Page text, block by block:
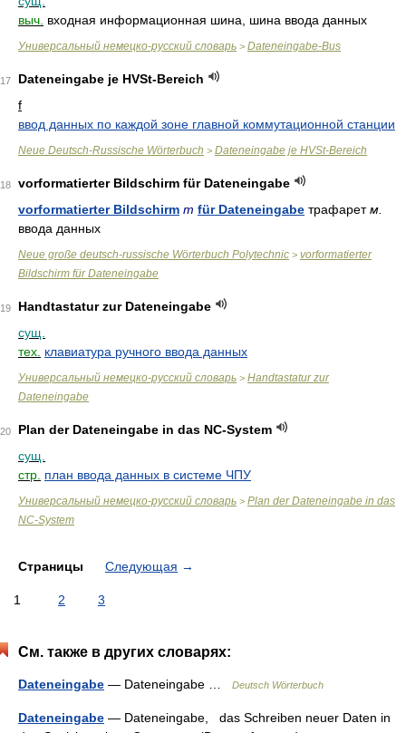
выч. входная информационная шина, шина ввода данных
Универсальный немецко-русский словарь > Dateneingabe-Bus
17
Dateneingabe je HVSt-Bereich
f
ввод данных по каждой зоне главной коммутационной станции
Neue Deutsch-Russische Wörterbuch > Dateneingabe je HVSt-Bereich
18
vorformatierter Bildschirm für Dateneingabe
vorformatierter Bildschirm m für Dateneingabe трафаретм.
ввода данных
Neue große deutsch-russische Wörterbuch Polytechnic > vorformatierter
Bildschirm für Dateneingabe
19
Handtastatur zur Dateneingabe
сущ.
тех. клавиатура ручного ввода данных
Универсальный немецко-русский словарь > Handtastatur zur
Dateneingabe
20
Plan der Dateneingabe in das NC-System
сущ.
стр. план ввода данных в системе ЧПУ
Универсальный немецко-русский словарь > Plan der Dateneingabe in das
NC-System
Страницы Следующая →
1 2 3
См. также в других словарях:
Dateneingabe — Dateneingabe … Deutsch Wörterbuch
Dateneingabe — Dateneingabe, das Schreiben neuer Daten in